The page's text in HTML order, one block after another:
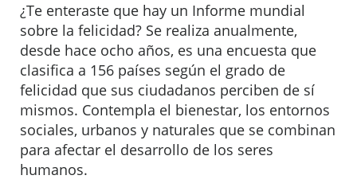
¿Te enteraste que hay un Informe mundial
sobre la felicidad? Se realiza anualmente,
desde hace ocho años, es una encuesta que
clasifica a 156 países según el grado de
felicidad que sus ciudadanos perciben de sí
mismos. Contempla el bienestar, los entornos
sociales, urbanos y naturales que se combinan
para afectar el desarrollo de los seres
humanos.